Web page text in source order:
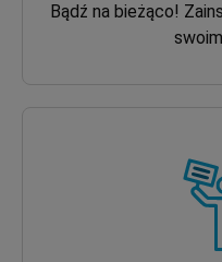
Bądź na bieżąco!